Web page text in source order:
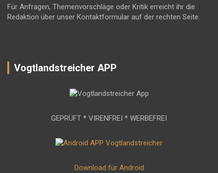
Für Anfragen, Themenvorschläge oder Kritik erreicht ihr die
Redaktion über unser Kontaktformular auf der rechten Seite.
Vogtlandstreicher APP
GEPRÜFT * VIRENFREI * WERBEFREI
Download für Android